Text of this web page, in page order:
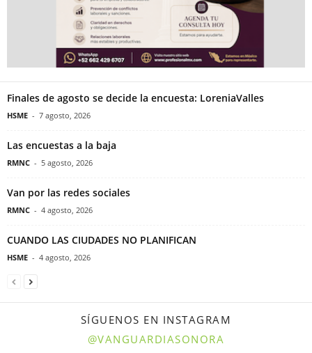
Finales de agosto se decide la encuesta: LoreniaValles
HSME - 7 agosto, 2026
Las encuestas a la baja
RMNC - 5 agosto, 2026
Van por las redes sociales
RMNC - 4 agosto, 2026
CUANDO LAS CIUDADES NO PLANIFICAN
HSME - 4 agosto, 2026
SÍGUENOS EN INSTAGRAM
@VANGUARDIASONORA